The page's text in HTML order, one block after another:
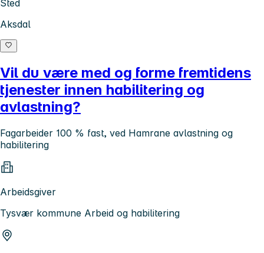
Sted
Aksdal
Vil du være med og forme fremtidens
tjenester innen habilitering og
avlastning?
Fagarbeider 100 % fast, ved Hamrane avlastning og
habilitering
Arbeidsgiver
Tysvær kommune Arbeid og habilitering